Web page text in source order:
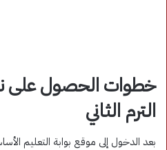
خطوات الحصول على
الترم الثاني
بعد الدخول إلى موقع بوابة التعليم